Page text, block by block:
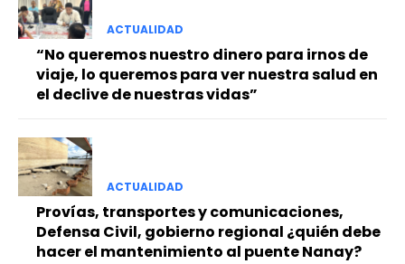
ACTUALIDAD
“No queremos nuestro dinero para irnos de
viaje, lo queremos para ver nuestra salud en
el declive de nuestras vidas”
ACTUALIDAD
Provías, transportes y comunicaciones,
Defensa Civil, gobierno regional ¿quién debe
hacer el mantenimiento al puente Nanay?